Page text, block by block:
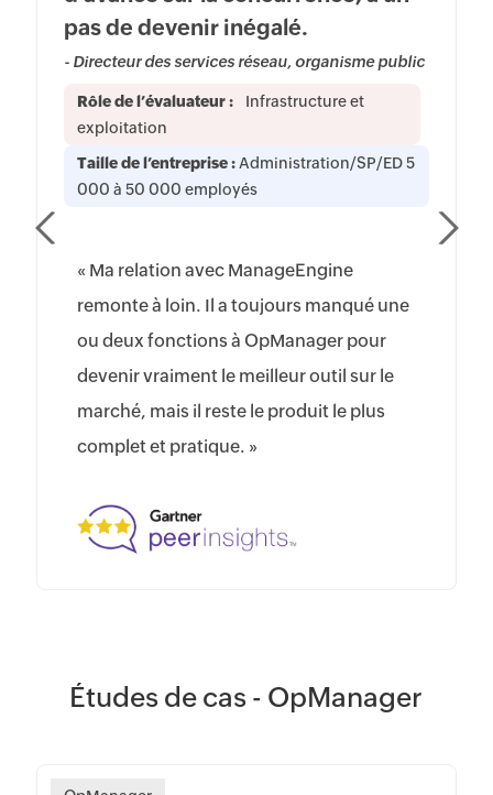
pas de devenir inégalé.
- Directeur des services réseau, organisme public
Rôle de l’évaluateur :
Infrastructure et
exploitation
Taille de l’entreprise : Administration/SP/ED 5
000 à 50 000 employés
« Ma relation avec ManageEngine
remonte à loin. Il a toujours manqué une
ou deux fonctions à OpManager pour
devenir vraiment le meilleur outil sur le
marché, mais il reste le produit le plus
complet et pratique. »
Études de cas - OpManager